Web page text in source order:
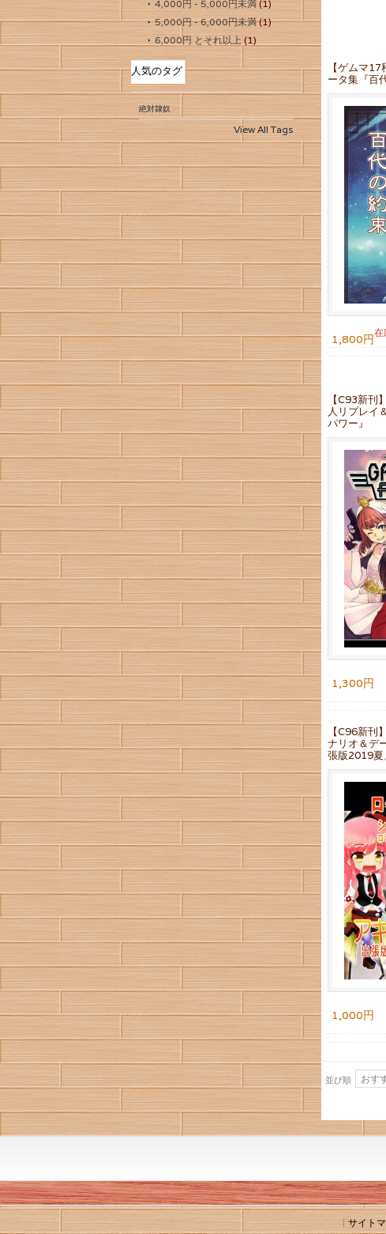
【ゲムマ
ータ集『百
1,800円在
【C93新刊
人リプレイ
パワー』
1,300円
【C96新刊
ナリオ＆デ
張版2019夏
1,000円
並び順 おす
4,000円-5,000円未満 (1)
5,000円-6,000円未満(1)
6,000円とそれ以上(1)
人気のタグ
絶対隷奴
View All Tags
サイト